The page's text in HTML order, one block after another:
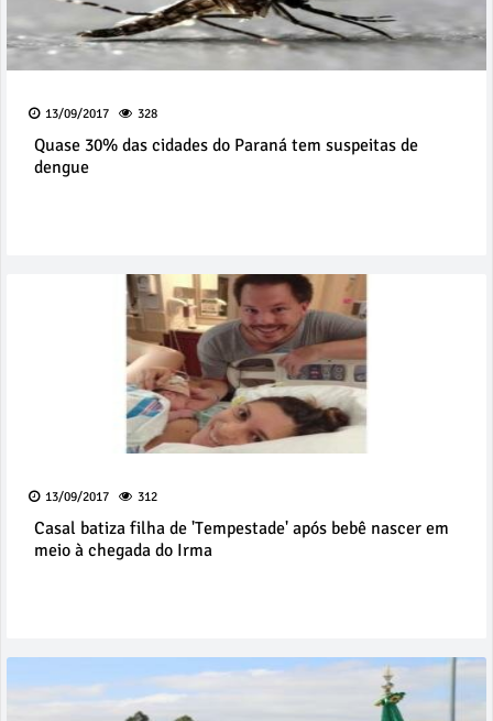
13/09/2017 328
Quase 30% das cidades do Paraná tem suspeitas de
dengue
13/09/2017 312
Casal batiza filha de 'Tempestade' após bebê nascer em
meio à chegada do Irma